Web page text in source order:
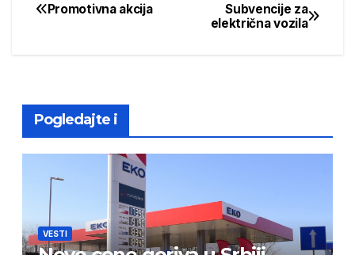
Post
Subvencije za
električna vozila
Promotivna akcija
Pogledajte i
VESTI